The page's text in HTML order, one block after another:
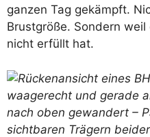
ganzen Tag gekämpft.
Brustgröße. Sondern
nicht erfüllt hat.